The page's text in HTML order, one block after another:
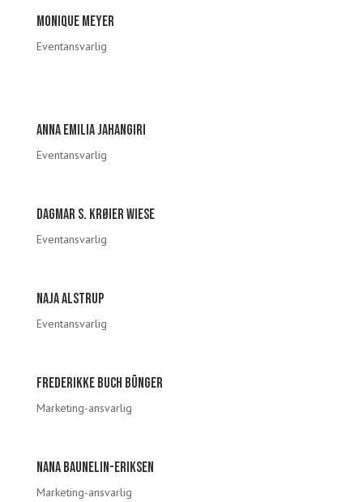
Monique meyer
Eventansvarlig
Anna emilia Jahangiri
Eventansvarlig
Dagmar s. krøier wiese
Eventansvarlig
Naja Alstrup
Eventansvarlig
Frederikke Buch Bünger
Marketing-ansvarlig
Nana Baunelin-Eriksen
Marketing-ansvarlig